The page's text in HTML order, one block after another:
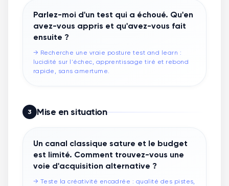
Parlez-moi d'un test qui a échoué. Qu'en
avez-vous appris et qu'avez-vous fait
ensuite ?
→ Recherche une vraie posture test and learn :
lucidité sur l'échec, apprentissage tiré et rebond
rapide, sans amertume.
3 Mise en situation
Un canal classique sature et le budget
est limité. Comment trouvez-vous une
voie d'acquisition alternative ?
→ Teste la créativité encadrée : qualité des pistes,